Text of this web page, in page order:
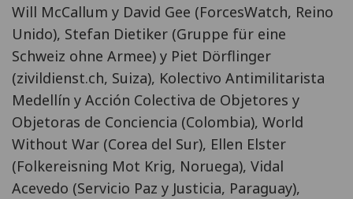
Will McCallum y David Gee (ForcesWatch, Reino
Unido), Stefan Dietiker (Gruppe für eine
Schweiz ohne Armee) y Piet Dörflinger
(zivildienst.ch, Suiza), Kolectivo Antimilitarista
Medellín y Acción Colectiva de Objetores y
Objetoras de Conciencia (Colombia), World
Without War (Corea del Sur), Ellen Elster
(Folkereisning Mot Krig, Noruega), Vidal
Acevedo (Servicio Paz y Justicia, Paraguay),